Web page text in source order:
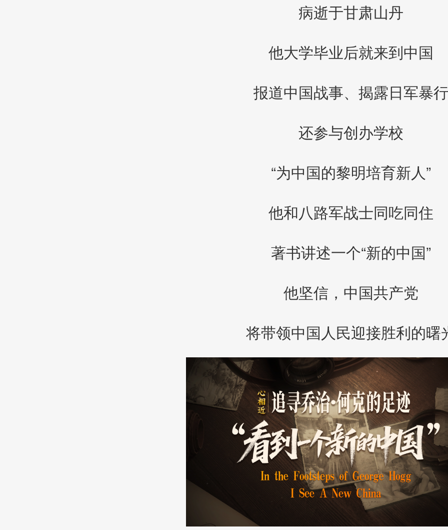
病逝于甘肃山丹
他大学毕业后就来到中国
报道中国战事、揭露日军暴行
还参与创办学校
“为中国的黎明培育新人”
他和八路军战士同吃同住
著书讲述一个“新的中国”
他坚信，中国共产党
将带领中国人民迎接胜利的曙